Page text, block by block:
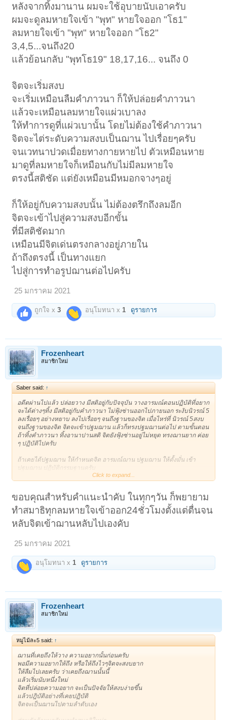
หลังจากทิ้งมานาน ผมจะใช้อุบายนับเอาครับ
ผมจะดูลมหายใจเข้า "พุท" หายใจออก "โธ1"
ลมหายใจเข้า "พุท" หายใจออก "โธ2"
3,4,5...จนถึง20
แล้วย้อนกลับ "พุทโธ19" 18,17,16... จนถึง 0
จิตจะเริ่มสงบ
จะเริ่มเหมือนลืมคำภาวนา ก็ให้ปล่อยคำภาวนา
แล้วจะเหมือนลมหายใจแผ่วเบาลง
ให้ทำการดูที่แผ่วเบานั้น โดยไม่ต้องใช้คำภาวนา
จิตจะไต่ระดับความสงบเป็นฌาน ไปเรื่อยๆครับ
จนเวทนาปวดเมื่อยทางกายหายไป ตัวเหมือนหาย
มาดูที่ลมหายใจก็เหมือนกับไม่มีลมหายใจ
ตรงนี้สติชัด แต่ยังเหมือนมีหมอกจางๆอยู่
ก็ให้อยู่กับความสงบนั้น ไม่ต้องตรึกถึงลมอีก
จิตจะเข้าไปสู่ความสงบอีกขั้น
ที่มีสติชัดมาก
เหมือนมีจิตเด่นตรงกลางอยู่ภายใน
ถ้าถึงตรงนี้ เป็นทางแยก
ไปสู่การทำอรูปฌานต่อไปครับ
25 มกราคม 2021
ถูกใจ x3 อนุโมทนา x 1 ดูรายการ
Frozenheart
สมาชิกใหม่
Saber said: ↑
อดีตผ่านไปแล้ว ปล่อยวาง มีสติอยู่กับปัจจุบัน วางอารมณ์ตอนปฏิบัติที่อยาก
จะได้ต่างๆทิ้ง มีสติอยู่กับคำภาวนา ไม่ฟุ้งซ่านออกไปภายนอก ระงับนิวรณ์ 5
ลงเรื่อยๆ อย่างหยาบ ลงไปเรื่อยๆ จนถึงฐานของจิต เมื่อไหร่ที่ นิวรณ์ 5สงบ
จนถึงฐานของจิต จิตจะเข้าปฐมฌาน แล้วก็ทรงปฐมฌานต่อไป ตามขั้นตอน
ถ้าทิ้งคำภาวนา ทิ้งอานาปานสติ จิตยังฟุ้งซ่านอยู่ไม่หยุด ทรงฌานยาก ค่อย
ๆ ปฏิบัติไปครับ
ถ้าเคยได้ปฐมฌาน ให้กำหนดจิต อารมณ์ฌาน ปฐมฌาน ให้ตั้งมั่น เข้า
ปฐมฌาน ปฏิบัติกรรมฐานครับ
ว่าต้องวางกำลังใจอย่างไร ให้เรา วางกำลังใจอารมณ์ ปฐมฌาน กำหนดจิต
ตั้งอารมณ์ปฐมฌานไปก่อน เมื่อจิตสงบลงเรื่อยๆ จนถึงฐานของจิต จิตก็เข้า
ปฐมฌาน ครับ
และที่สำคัญคือ ปฏิบัติตลอด 24 ชม อย่าหายใจทิ้ง ลมหายใจเข้าออก ปฏิบัติ
Click to expand...
ขอบคุณสำหรับคำแนะนำคับ ในทุกๆวัน ก็พยายาม
ทำสมาธิทุกลมหายใจเข้าออก24ชั่วโมงตั้งแต่ตื่นจน
หลับจิตเข้าฌานหลับไปเองคับ
25 มกราคม 2021
อนุโมทนา x 1 ดูรายการ
Frozenheart
สมาชิกใหม่
หมูไม้ละ5 said: ↑
ฌานที่เคยถึงให้วาง ความอยากนั้นก่อนครับ
พอมีความอยากให้ถึง หรือให้ถึงไวๆจิตจะสงบยาก
ให้ลืมไปเลยครับ ว่าเคยถึงฌานนั้นนี้
แล้วเริ่มนับหนึ่งใหม่
จิตที่ปล่อยความอยาก จะเป็นปัจจัยให้สงบง่ายขึ้น
แล้วปฎิบัติอย่างที่เคยปฏิบัติ
จิตจะเป็นฌานไปตามลำดับเอง